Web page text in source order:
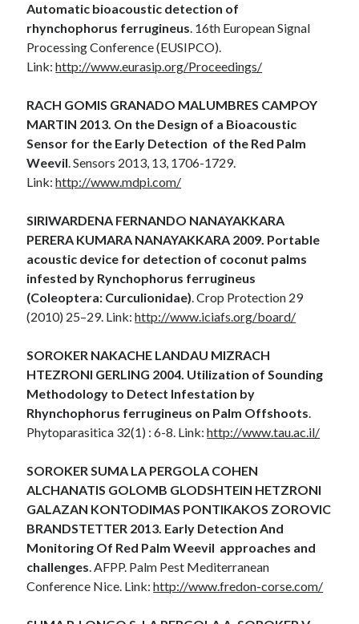
Automatic bioacoustic detection of
rhynchophorus ferrugineus. 16th European Signal
Processing Conference (EUSIPCO).
Link:http://www.eurasip.org/Proceedings/
RACH GOMIS GRANADO MALUMBRES CAMPOY
MARTIN 2013. On the Design of a Bioacoustic
Sensor for the Early Detection of the Red Palm
Weevil. Sensors 2013, 13, 1706-1729.
Link:http://www.mdpi.com/
SIRIWARDENA FERNANDO NANAYAKKARA
PERERA KUMARA NANAYAKKARA 2009. Portable
acoustic device for detection of coconut palms
infested by Rynchophorus ferrugineus
(Coleoptera: Curculionidae). Crop Protection 29
(2010) 25–29. Link:http://www.iciafs.org/board/
SOROKER NAKACHE LANDAU MIZRACH
HTEZRONI GERLING 2004. Utilization of Sounding
Methodology to Detect Infestation by
Rhynchophorus ferrugineus on Palm Offshoots.
Phytoparasitica 32(1) : 6-8. Link:http://www.tau.ac.il/
SOROKER SUMA LA PERGOLA COHEN
ALCHANATIS GOLOMB GLODSHTEIN HETZRONI
GALAZAN KONTODIMAS PONTIKAKOS ZOROVIC
BRANDSTETTER 2013. Early Detection And
Monitoring Of Red Palm Weevil approaches and
challenges. AFPP. Palm Pest Mediterranean
Conference Nice. Link:http://www.fredon-corse.com/